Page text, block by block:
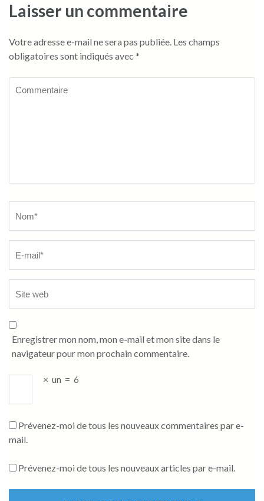
Laisser un commentaire
Votre adresse e-mail ne sera pas publiée. Les champs
obligatoires sont indiqués avec *
Enregistrer mon nom, mon e-mail et mon site dans le
navigateur pour mon prochain commentaire.
× un = 6
Prévenez-moi de tous les nouveaux commentaires par e-
mail.
Prévenez-moi de tous les nouveaux articles par e-mail.